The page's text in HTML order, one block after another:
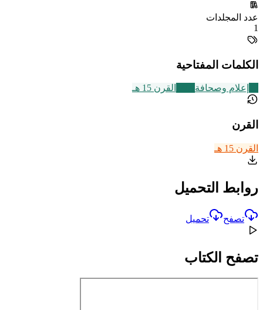
عدد المجلدات
1
الكلمات المفتاحية
إعلام وصحافة القرن 15 هـ
القرن
القرن 15 هـ
روابط التحميل
تصفح تحميل
تصفح الكتاب